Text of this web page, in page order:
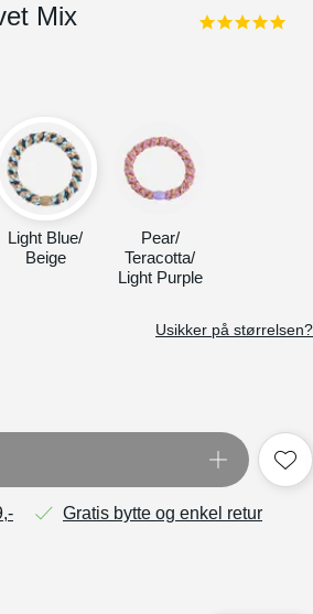
Mix
5.0
Light Blue/
Beige
Pear/
Teracotta/
Light Purple
Usikker på størrelsen?
Gratis bytte og enkel retur